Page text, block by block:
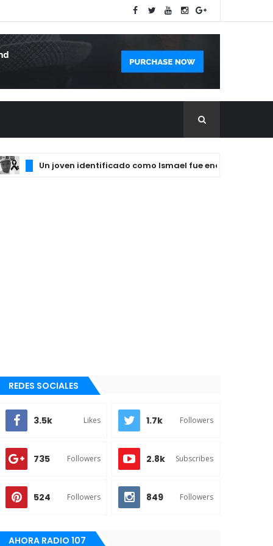
Un joven identificado como Ismael fue encontrado sin
REDES SOCIALES
3.5k Likes 1.7k Followers
735 Followers 2.8k Subscribes
524 Followers 849 Followers
AHORA RADIO 107